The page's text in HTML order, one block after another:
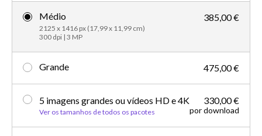
Médio
2125 x 1416 px (17,99 x 11,99 cm)
300 dpi | 3 MP
385,00 €
Grande 475,00 €
5 imagens grandes ou vídeos HD e 4K
Ver os tamanhos de todos os pacotes
330,00 €
por download